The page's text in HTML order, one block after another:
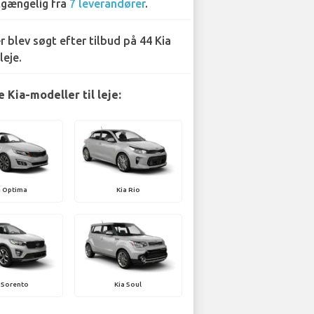
fra 7 leverandører.
blev søgt efter tilbud på 44 Kia
Kia-modeller til leje:
Optima Kia Rio
Sorento Kia Soul